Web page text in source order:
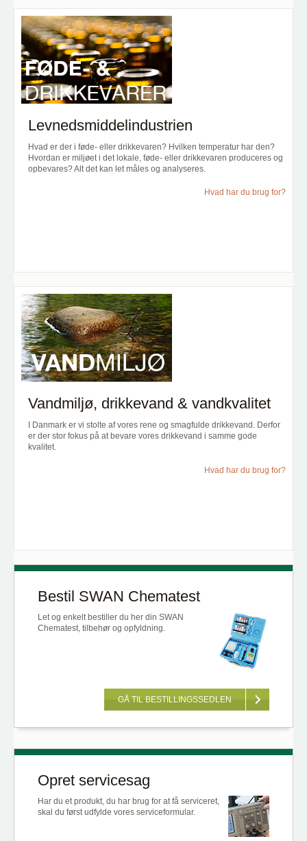
Levnedsmiddelindustrien
Hvad er der i føde- eller drikkevaren? Hvilken temperatur har den?
Hvordan er miljøet i det lokale, føde- eller drikkevaren produceres og
opbevares? Alt det kan let måles og analyseres.
Hvad har du brug for?
Vandmiljø, drikkevand & vandkvalitet
I Danmark er vi stolte af vores rene og smagfulde drikkevand. Derfor
er der stor fokus på at bevare vores drikkevand i samme gode
kvalitet.
Hvad har du brug for?
Bestil SWAN Chematest
Let og enkelt bestiller du her din SWAN
Chematest, tilbehør og opfyldning.
GÅ TIL BESTILLINGSSEDLEN
Opret servicesag
Har du et produkt, du har brug for at få serviceret,
skal du først udfylde vores serviceformular.